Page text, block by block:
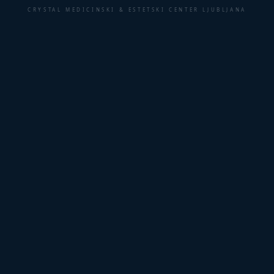
CRYSTAL MEDICINSKI & ESTETSKI CENTER LJUBLJANA